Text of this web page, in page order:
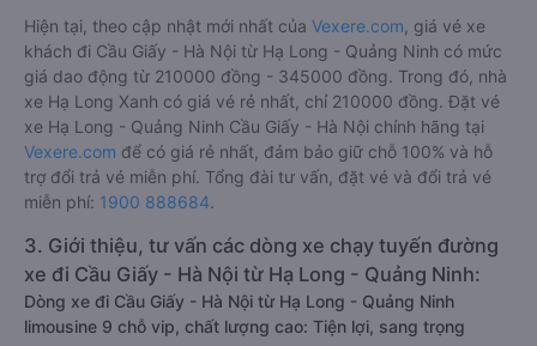
4.9/5 bởi 297 hành khách là nhà xe Hạ Long Star Limousine.
2. Giá vé xe Hạ Long - Quảng Ninh Cầu Giấy - Hà Nội
Hiện tại, theo cập nhật mới nhất củaVexere.com, giá vé xe
khách đi Cầu Giấy - Hà Nội từ Hạ Long - Quảng Ninh có mức
giá dao động từ 210000 đồng - 345000 đồng. Trong đó, nhà
xe Hạ Long Xanh có giá vé rẻ nhất, chỉ 210000 đồng. Đặt vé
xe Hạ Long - Quảng Ninh Cầu Giấy - Hà Nội chính hãng tại
Vexere.comđể có giá rẻ nhất, đảm bảo giữ chỗ 100% và hỗ
trợ đổi trả vé miễn phí. Tổng đài tư vấn, đặt vé và đổi trả vé
miễn phí:1900 888684.
3. Giới thiệu, tư vấn các dòng xe chạy tuyến đường